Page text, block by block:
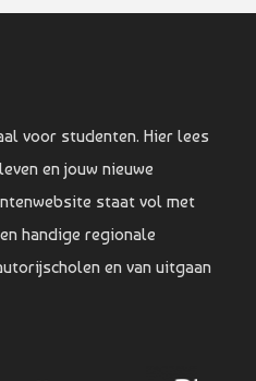
voor studenten. Hier lees
en jouw nieuwe
staat vol met
handige regionale
en van uitgaan